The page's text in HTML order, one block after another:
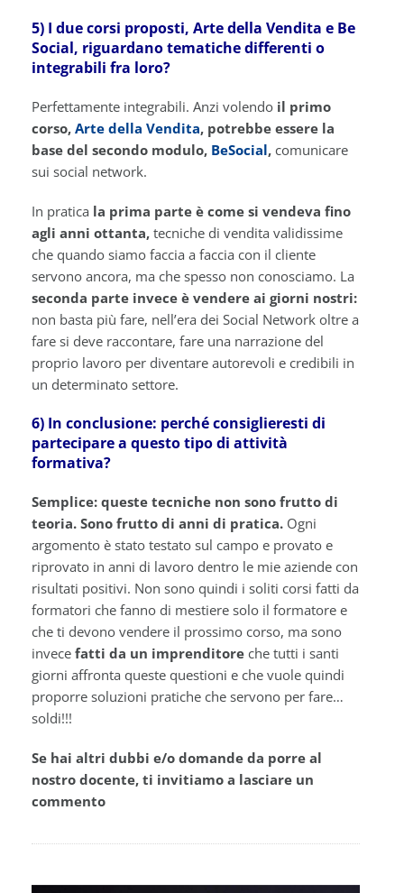
5) I due corsi proposti, Arte della Vendita e Be
Social, riguardano tematiche differenti o
integrabili fra loro?
Perfettamente integrabili. Anzi volendo il primo
corso,Arte della Vendita, potrebbe essere la
base del secondo modulo, BeSocial, comunicare
sui social network.
In pratica la prima parte è come si vendeva fino
agli anni ottanta, tecniche di vendita validissime
che quando siamo faccia a faccia con il cliente
servono ancora, ma che spesso non conosciamo. La
seconda parte invece è vendere ai giorni nostri:
non basta più fare, nell’era dei Social Network oltre a
fare si deve raccontare, fare una narrazione del
proprio lavoro per diventare autorevoli e credibili in
un determinato settore.
6) In conclusione: perché consiglieresti di
partecipare a questo tipo di attività
formativa?
Semplice: queste tecniche non sono frutto di
teoria. Sono frutto di anni di pratica. Ogni
argomento è stato testato sul campo e provato e
riprovato in anni di lavoro dentro le mie aziende con
risultati positivi. Non sono quindi i soliti corsi fatti da
formatori che fanno di mestiere solo il formatore e
che ti devono vendere il prossimo corso, ma sono
invece fatti da un imprenditore che tutti i santi
giorni affronta queste questioni e che vuole quindi
proporre soluzioni pratiche che servono per fare…
soldi!!!
Se hai altri dubbi e/o domande da porre al
nostro docente, ti invitiamo a lasciare un
commento